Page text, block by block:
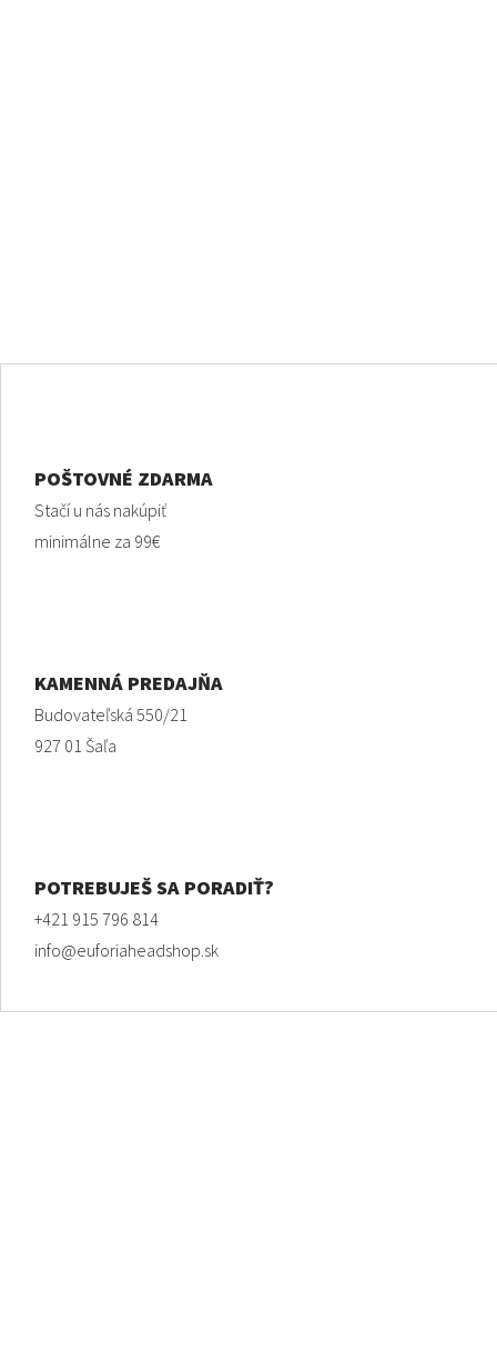
POŠTOVNÉ ZDARMA
Stačí u nás nakúpiť
minimálne za 99€
KAMENNÁ PREDAJŇA
Budovateľská 550/21
927 01 Šaľa
POTREBUJEŠ SA PORADIŤ?
+421 915 796 814
info@euforiaheadshop.sk